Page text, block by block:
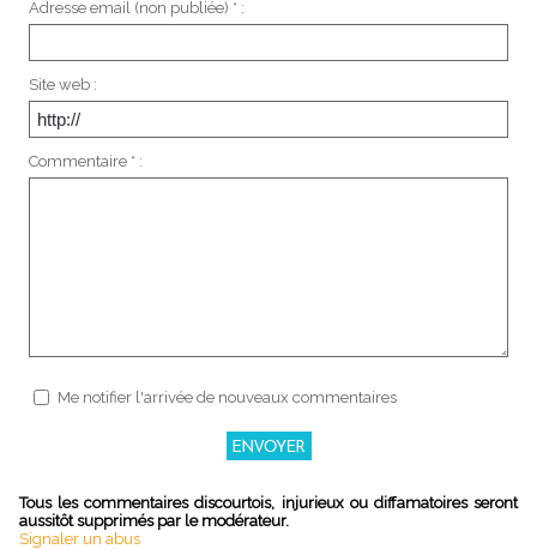
Adresse email (non publiée) * :
Site web :
Commentaire * :
Me notifier l'arrivée de nouveaux commentaires
Tous les commentaires discourtois, injurieux ou diffamatoires seront
aussitôt supprimés par le modérateur.
Signaler un abus